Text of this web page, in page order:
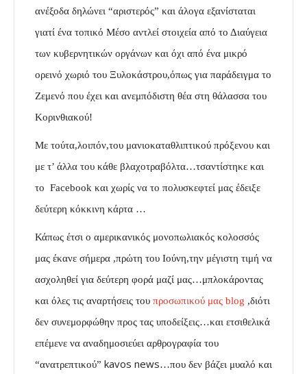
ανέξοδα δηλώνει “αριστερός” και άλογα εξανίσταται
γιατί ένα τοπικό Μέσο αντλεί στοιχεία από το Διαύγεια
των κυβερνητικών οργάνων και όχι από ένα μικρό
ορεινό χωριό του Ξυλοκάστρου,όπως για παράδειγμα το
Ζεμενό που έχει και ανεμπόδιστη θέα στη θάλασσα του
Κορινθιακού!
Με τούτα,λοιπόν,του μανιοκαταθλιπτικού πρόξενου και
με τ’ άλλα του κάθε βλαχοτραβόλτα…τσαντίστηκε και
το Facebook και χωρίς να το πολυσκεφτεί μας έδειξε
δεύτερη κόκκινη κάρτα …
Κάπως έτσι ο αμερικανικός μονοπωλιακός κολοσσός
μας έκανε σήμερα ,πρώτη του Ιούνη,την μέγιστη τιμή να
ασχοληθεί για δεύτερη φορά μαζί μας…μπλοκάροντας
και όλες τις αναρτήσεις του προσωπικού μας blog ,διότι
δεν συνεμορφώθην προς τας υποδείξεις…και ετσιθελικά
επέμενε να αναδημοσιεύει αρθρογραφία του
“ανατρεπτικού” kavos news…που δεν βάζει μυαλό και